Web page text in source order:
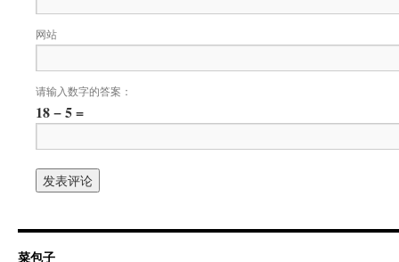
网站
请输入数字的答案：
18 − 5 =
菜包子